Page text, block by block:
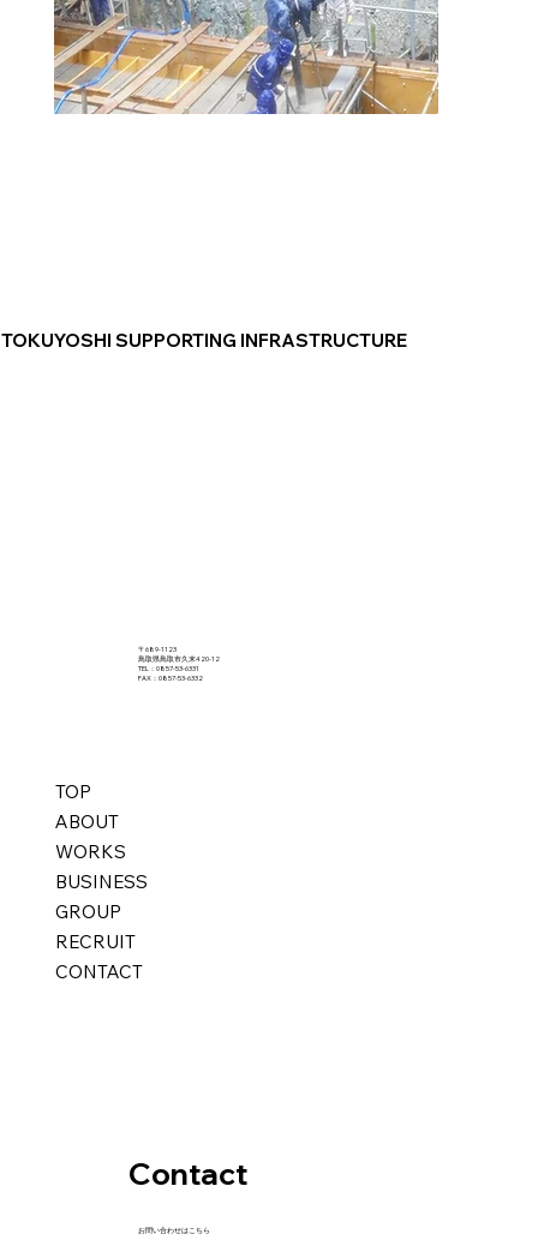
TOKUYOSHI SUPPORTING INFRASTRUCTURE
〒689-1123
鳥取県鳥取市久末420-12
TEL：0857-53-6331
FAX：0857-53-6332
TOP
ABOUT
WORKS
BUSINESS
GROUP
RECRUIT
CONTACT
Contact
お問い合わせはこちら